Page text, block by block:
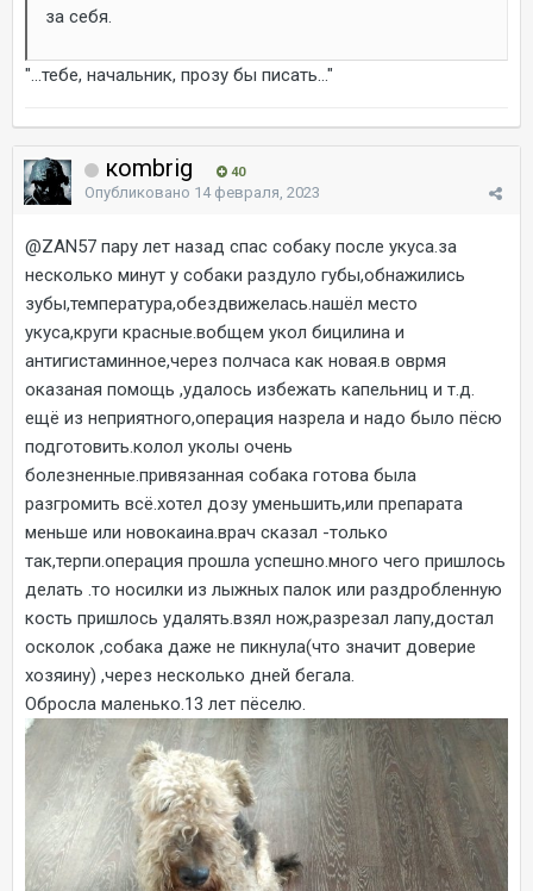
за себя.
"...тебе, начальник, прозу бы писать..."
коmbrig 40
Опубликовано 14 февраля, 2023
@ZAN57 пару лет назад спас собаку после укуса.за
несколько минут у собаки раздуло губы,обнажились
зубы,температура,обездвижелась.нашёл место
укуса,круги красные.вобщем укол бицилина и
антигистаминное,через полчаса как новая.в оврмя
оказаная помощь ,удалось избежать капельниц и т.д.
ещё из неприятного,операция назрела и надо было пёсю
подготовить.колол уколы очень
болезненные.привязанная собака готова была
разгромить всё.хотел дозу уменьшить,или препарата
меньше или новокаина.врач сказал -только
так,терпи.операция прошла успешно.много чего пришлось
делать .то носилки из лыжных палок или раздробленную
кость пришлось удалять.взял нож,разрезал лапу,достал
осколок ,собака даже не пикнула(что значит доверие
хозяину) ,через несколько дней бегала.
Обросла маленько.13 лет пёселю.